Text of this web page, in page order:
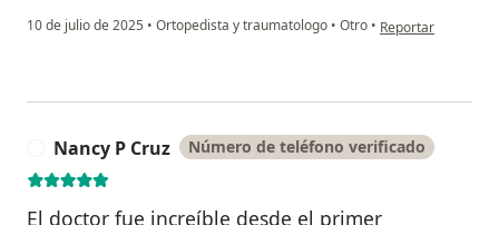
10 de julio de 2025 • Ortopedista y traumatologo • Otro • en opinión del
Reportar
Nancy P Cruz Número de teléfono verificado
El doctor fue increíble desde el primer